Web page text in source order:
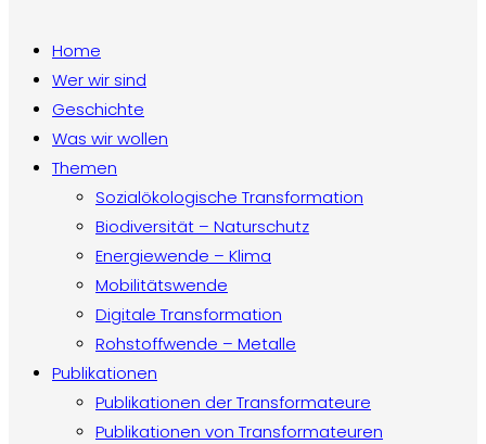
Home
Wer wir sind
Geschichte
Was wir wollen
Themen
Sozialökologische Transformation
Biodiversität – Naturschutz
Energiewende – Klima
Mobilitätswende
Digitale Transformation
Rohstoffwende – Metalle
Publikationen
Publikationen der Transformateure
Publikationen von Transformateuren